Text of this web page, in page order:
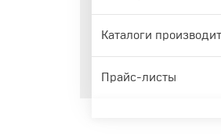
Каталоги
Прайс-листы